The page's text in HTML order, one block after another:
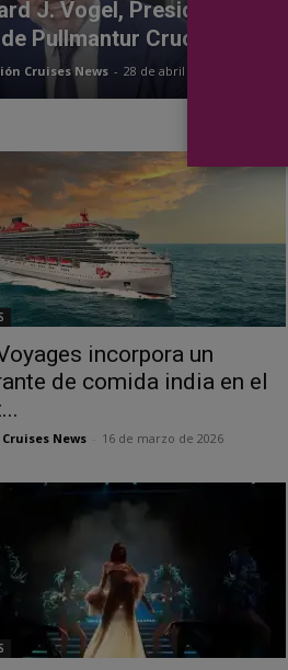
J. Vogel, Presidente &
de Pullmantur Cruceros
Cruises News - 28 de abril de 2020
incorpora un
de comida india en el
News 16 de marzo de 2026